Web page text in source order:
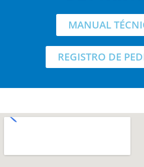
MANUAL
REGISTRO DE